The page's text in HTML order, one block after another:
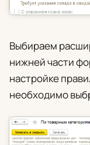
Выбираем
нижней части
настройке
необходимо